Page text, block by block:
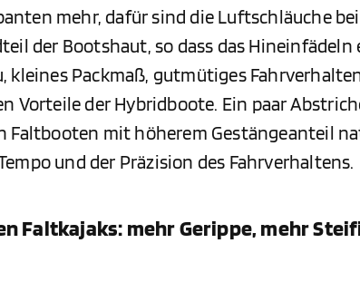
mehr, dafür sind die Luftschläuche
der Bootshaut, so dass das
kleines Packmaß, gutmütiges
Vorteile der Hybridboote. Ein paar
Faltbooten mit höherem Gestängeanteil
und der Präzision des Fahrverhaltens.
Faltkajaks: mehr Gerippe, mehr